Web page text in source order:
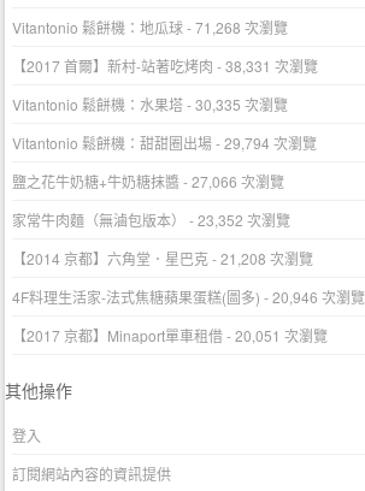
Vitantonio 鬆餅機：地瓜球- 71,268 次瀏覽
【2017 首爾】新村-站著吃烤肉 - 38,331 次瀏覽
Vitantonio 鬆餅機：水果塔- 30,335 次瀏覽
Vitantonio 鬆餅機：甜甜圈出場- 29,794 次瀏覽
鹽之花牛奶糖+牛奶糖抹醬- 27,066 次瀏覽
家常牛肉麵（無滷包版本）
- 23,352 次瀏覽
【2014 京都】六角堂．星巴克- 21,208 次瀏覽
4F料理生活家-法式焦糖蘋果蛋糕(圖多) - 20,946 次瀏覽
【2017 京都】Minaport單車租借- 20,051 次瀏覽
其他操作
登入
訂閱網站內容的資訊提供